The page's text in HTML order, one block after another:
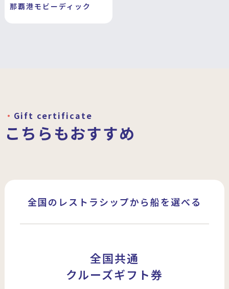
那覇港モビーディック
Gift certificate
こちらもおすすめ
全国のレストラシップから船を選べる
全国共通
クルーズギフト券